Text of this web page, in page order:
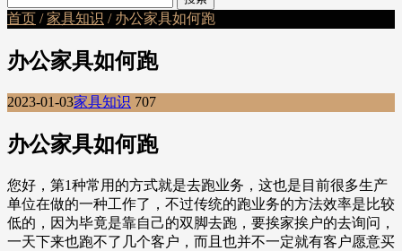
首页 /家具知识 / 办公家具如何跑
办公家具如何跑
2023-01-03家具知识 707
办公家具如何跑
您好，第1种常用的方式就是去跑业务，这也是目前很多生产
单位在做的一种工作了，不过传统的跑业务的方法效率是比较
低的，因为毕竟是靠自己的双脚去跑，要挨家挨户的去询问，
一天下来也跑不了几个客户，而且也并不一定就有客户愿意买